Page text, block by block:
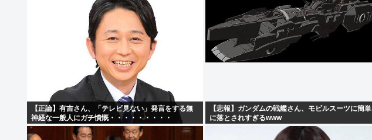
【正論】有吉さん、「テレビ見ない」発言をする無
神経な一般人にガチ憤慨・・・・・・・・・
【悲報】ガンダムの戦艦さん、モビルスーツに簡単
に落とされすぎるwww